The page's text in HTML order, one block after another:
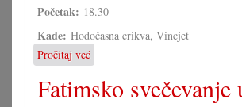
Početak: 18.30
Kade: Hodočasna crikva, Vincjet
Pročitaj već
Fatimsko
svečevanje
u
Fatimsko svečevanje